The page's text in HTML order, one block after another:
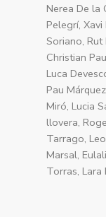
Nerea De la
Pelegrí, Xavi
Soriano, Rut
Christian
Luca
Pau
Miró, Lucia
llovera,
Tarrago,
Marsal,
Torras, Lara